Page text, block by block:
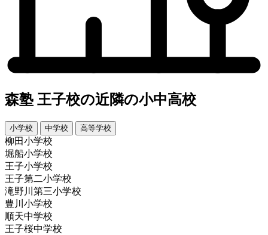
森塾 王子校の近隣の小中高校
小学校 中学校 高等学校
柳田小学校
堀船小学校
王子小学校
王子第二小学校
滝野川第三小学校
豊川小学校
順天中学校
王子桜中学校